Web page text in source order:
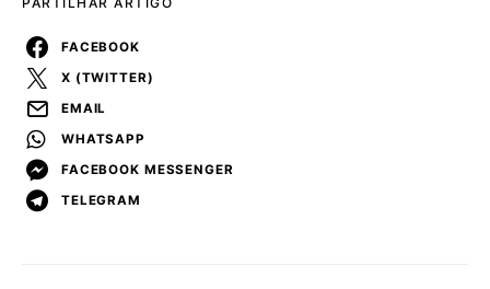
FACEBOOK
X (TWITTER)
EMAIL
WHATSAPP
FACEBOOK MESSENGER
TELEGRAM